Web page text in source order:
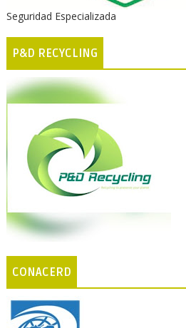
Seguridad Especializada
P&D RECYCLING
CONACERD